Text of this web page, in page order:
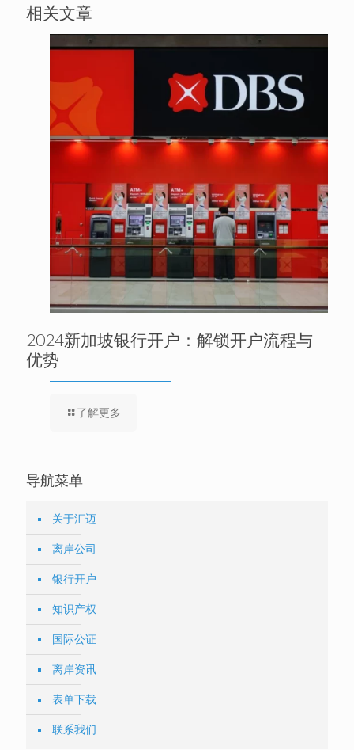
相关文章
2024新加坡银行开户：解锁开户流程与
优势
了解更多
导航菜单
关于汇迈
离岸公司
银行开户
知识产权
国际公证
离岸资讯
表单下载
联系我们